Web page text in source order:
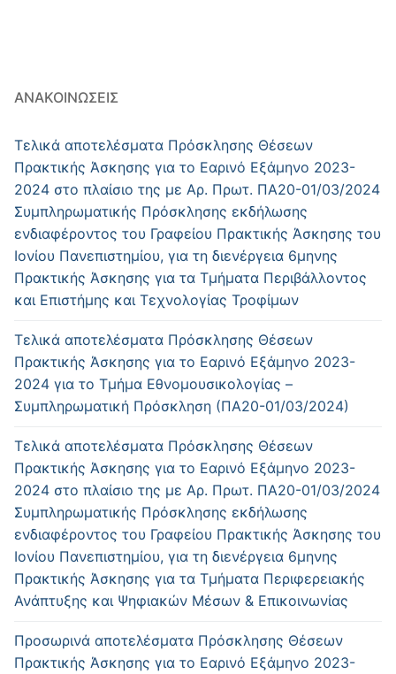
ΑΝΑΚΟΙΝΏΣΕΙΣ
Τελικά αποτελέσματα Πρόσκλησης Θέσεων
Πρακτικής Άσκησης για το Εαρινό Εξάμηνο 2023-
2024 στο πλαίσιο της με Αρ. Πρωτ. ΠΑ20-01/03/2024
Συμπληρωματικής Πρόσκλησης εκδήλωσης
ενδιαφέροντος του Γραφείου Πρακτικής Άσκησης του
Ιονίου Πανεπιστημίου, για τη διενέργεια 6μηνης
Πρακτικής Άσκησης για τα Τμήματα Περιβάλλοντος
και Επιστήμης και Τεχνολογίας Τροφίμων
Τελικά αποτελέσματα Πρόσκλησης Θέσεων
Πρακτικής Άσκησης για το Εαρινό Εξάμηνο 2023-
2024 για το Τμήμα Εθνομουσικολογίας –
Συμπληρωματική Πρόσκληση (ΠΑ20-01/03/2024)
Τελικά αποτελέσματα Πρόσκλησης Θέσεων
Πρακτικής Άσκησης για το Εαρινό Εξάμηνο 2023-
2024 στο πλαίσιο της με Αρ. Πρωτ. ΠΑ20-01/03/2024
Συμπληρωματικής Πρόσκλησης εκδήλωσης
ενδιαφέροντος του Γραφείου Πρακτικής Άσκησης του
Ιονίου Πανεπιστημίου, για τη διενέργεια 6μηνης
Πρακτικής Άσκησης για τα Τμήματα Περιφερειακής
Ανάπτυξης και Ψηφιακών Μέσων & Επικοινωνίας
Προσωρινά αποτελέσματα Πρόσκλησης Θέσεων
Πρακτικής Άσκησης για το Εαρινό Εξάμηνο 2023-